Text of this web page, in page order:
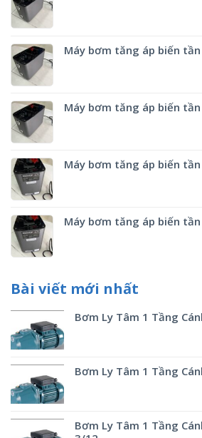
Máy bơm tăng áp biến tần
Máy bơm tăng áp biến tần
Máy bơm tăng áp biến tần
Máy bơm tăng áp biến tần
Bài viết mới nhất
Bơm Ly Tâm 1 Tầng
Bơm Ly Tâm 1 Tầng
Bơm Ly Tâm 1 Tầng